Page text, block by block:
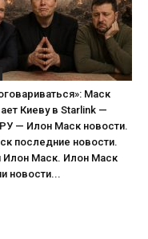
Маск
Киеву в Starlink —
— Илон Маск новости.
последние новости.
Илон Маск. Илон Маск
новости...